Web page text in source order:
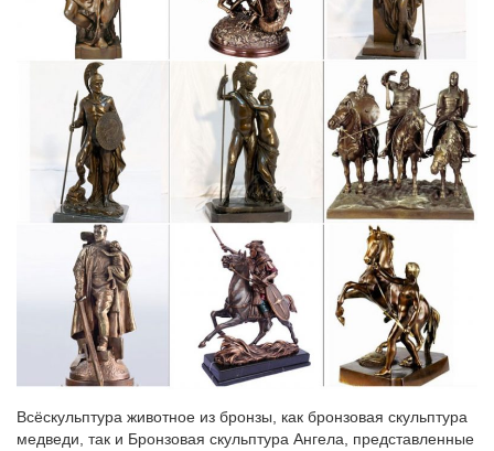
Банкноты СССР 1961-1992 года. Стоимость. Разновидности
На купюрах достоинством 1, 3 и 5 рублей имелась надпись
"Государственный казначейский билет", а на остальных –
"Билет Государственного Банка СССР" (как на деньгах
образца 1947 года).В следующей таблице указаны цены в
российских рублях
Акции и скидки в Чебоксарах
Изображенный на картинках товар может отличаться от того,
который есть в наличии. Помните, что торговые сети всегда
оставляют за собой право обеспечивать наличие акционного
товара не во всех своих магазинах.
pictures-z2ygi0m.sto-antell.ru/э/1
Цены на одежду в китае цена и фото.
Всёскульптура животное из бронзы, как бронзовая скульптура
медведи, так и Бронзовая скульптура Ангела, представленные